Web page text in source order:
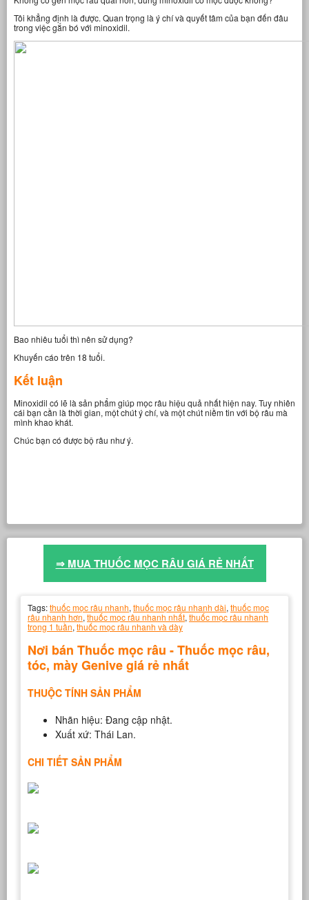
Tôi khẳng định là được. Quan trọng là ý chí và quyết tâm của bạn đến đâu
trong việc gắn bó với minoxidil.
Bao nhiêu tuổi thì nên sử dụng?
Khuyến cáo trên 18 tuổi.
Kết luận
Minoxidil có lẽ là sản phẩm giúp mọc râu hiệu quả nhất hiện nay. Tuy nhiên
cái bạn cần là thời gian, một chút ý chí, và một chút niềm tin với bộ râu mà
mình khao khát.
Chúc bạn có được bộ râu như ý.
⇒ MUA THUỐC MỌC RÂU GIÁ RẺ NHẤT
Tags:thuốc mọc râu nhanh, thuốc mọc râu nhanh dài, thuốc mọc
râu nhanh hơn, thuốc mọc râu nhanh nhất, thuốc mọc râu nhanh
trong 1 tuần, thuốc mọc râu nhanh và dày
Nơi bán Thuốc mọc râu - Thuốc mọc râu,
tóc, mày Genive giá rẻ nhất
THUỘC TÍNH SẢN PHẨM
Nhãn hiệu: Đang cập nhật.
Xuất xứ: Thái Lan.
CHI TIẾT SẢN PHẨM